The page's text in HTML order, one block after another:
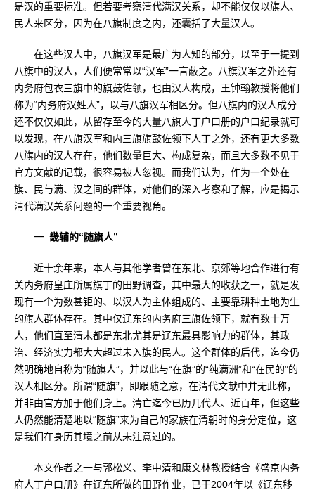
是汉的重要标准。但若要考察清代满汉关系，却不能仅仅以旗人、
民人来区分，因为在八旗制度之内，还囊括了大量汉人。
在这些汉人中，八旗汉军是最广为人知的部分，以至于一提到
八旗中的汉人，人们便常常以“汉军”一言蔽之。八旗汉军之外还有
内务府包衣三旗中的旗鼓佐领，也由汉人构成，王钟翰教授将他们
称为“内务府汉姓人”，以与八旗汉军相区分。但八旗内的汉人成分
还不仅仅如此，从留存至今的大量八旗人丁户口册的户口纪录就可
以发现，在八旗汉军和内三旗旗鼓佐领下人丁之外，还有更大多数
八旗内的汉人存在，他们数量巨大、构成复杂，而且大多数不见于
官方文献的记载，很容易被人忽视。而我们认为，作为一个处在
旗、民与满、汉之间的群体，对他们的深入考察和了解，应是揭示
清代满汉关系问题的一个重要视角。
一 畿辅的“随旗人”
近十余年来，本人与其他学者曾在东北、京郊等地合作进行有
关内务府皇庄所属旗丁的田野调查，其中最大的收获之一，就是发
现有一个为数甚钜的、以汉人为主体组成的、主要靠耕种土地为生
的旗人群体存在。其中仅辽东的内务府三旗佐领下，就有数十万
人，他们直至清末都是东北尤其是辽东最具影响力的群体，其政
治、经济实力都大大超过未入旗的民人。这个群体的后代，迄今仍
然明确地自称为“随旗人”，并以此与“在旗”的“纯满洲”和“在民的”的
汉人相区分。所谓“随旗”，即跟随之意，在清代文献中并无此称，
并非由官方加于他们身上。清亡迄今已历几代人、近百年，但这些
人仍然能清楚地以“随旗”来为自己的家族在清朝时的身分定位，这
是我们在身历其境之前从未注意过的。
本文作者之一与郭松义、李中清和康文林教授结合《盛京内务
府人丁户口册》在辽东所做的田野作业，已于2004年以《辽东移